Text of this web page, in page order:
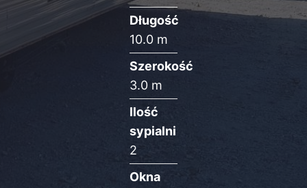
Długość
10.0 m
Szerokość
3.0 m
Ilość
sypialni
2
Okna